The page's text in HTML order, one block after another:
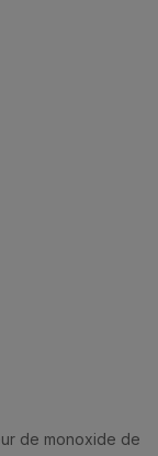
de monoxide de